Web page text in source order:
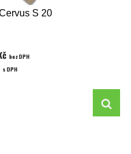
S 20
bez DPH
s DPH